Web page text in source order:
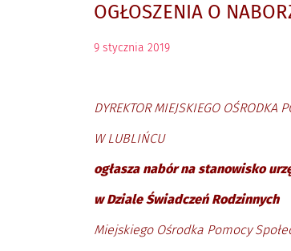
OGŁOSZENIA O
9 stycznia 2019
DYREKTOR MIEJSKIEGO OŚRODKA
W LUBLIŃCU
ogłasza nabór na stanowisko
w Dziale Świadczeń Rodzinnych
Miejskiego Ośrodka Pomocy